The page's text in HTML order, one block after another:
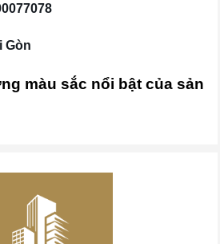
Gòn
màu sắc nổi bật của sản